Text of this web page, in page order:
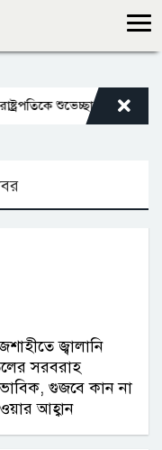
শুভেচ্ছা জানালেন রাসিক
জ্বালানি
সরবরাহ
গুজবে কান না
আহ্বান